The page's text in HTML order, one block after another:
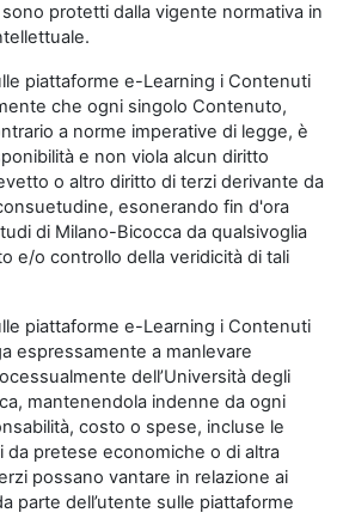
protetti dalla vigente normativa in
piattaforme e-Learning i Contenuti
che ogni singolo Contenuto,
a norme imperative di legge, è
e non viola alcun diritto
o altro diritto di terzi derivante da
esonerando fin d'ora
di Milano-Bicocca da qualsivoglia
e/o controllo della veridicità di tali
piattaforme e-Learning i Contenuti
espressamente a manlevare
dell’Università degli
mantenendola indenne da ogni
costo o spese, incluse le
da pretese economiche o di altra
possano vantare in relazione ai
parte dell’utente sulle piattaforme